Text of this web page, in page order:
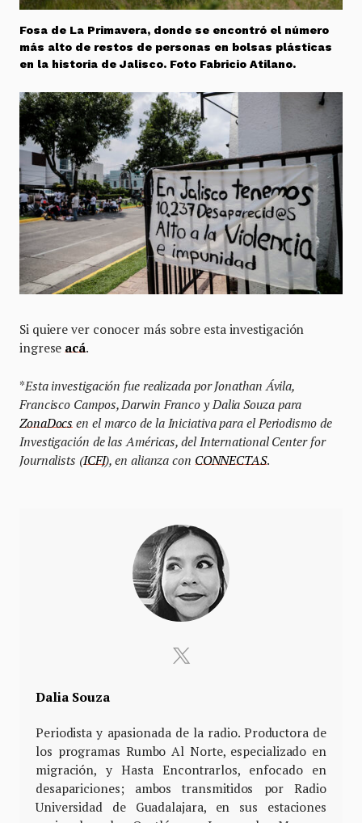
Fosa de La Primavera, donde se encontró el número
más alto de restos de personas en bolsas plásticas
en la historia de Jalisco. Foto Fabricio Atilano.
Si quiere ver conocer más sobre esta investigación
ingrese acá.
*Esta investigación fue realizada por Jonathan Ávila,
Francisco Campos, Darwin Franco y Dalia Souza para
ZonaDocs en el marco de la Iniciativa para el Periodismo de
Investigación de las Américas, del International Center for
Journalists (ICFJ), en alianza con CONNECTAS.
Dalia Souza
Periodista y apasionada de la radio. Productora de
los programas Rumbo Al Norte, especializado en
migración, y Hasta Encontrarlos, enfocado en
desapariciones; ambos transmitidos por Radio
Universidad de Guadalajara, en sus estaciones